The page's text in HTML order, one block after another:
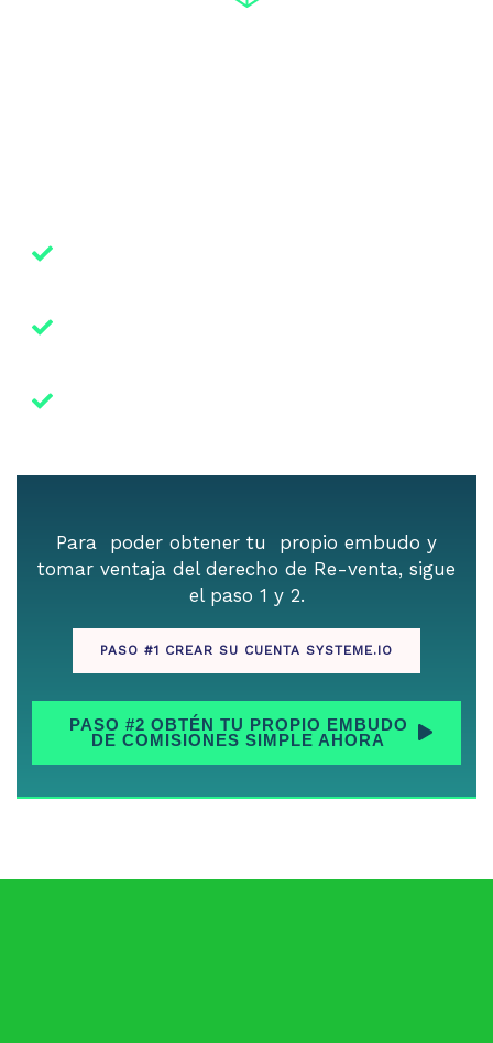
Para poder obtener tu propio embudo y
tomar ventaja del derecho de Re-venta, sigue
el paso 1 y 2.
PASO #1 CREAR SU CUENTA SYSTEME.IO
PASO #2 OBTÉN TU PROPIO EMBUDO
DE COMISIONES SIMPLE AHORA